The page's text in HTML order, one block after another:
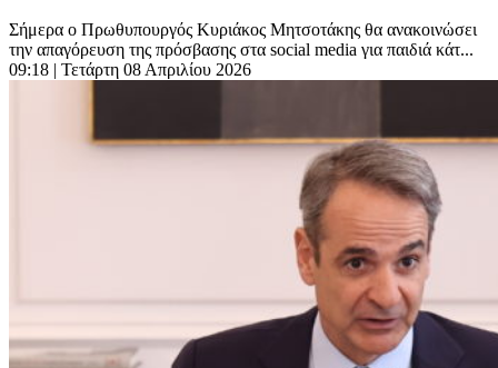
Σήμερα ο Πρωθυπουργός Κυριάκος Μητσοτάκης θα ανακοινώσει
την απαγόρευση της πρόσβασης στα social media για παιδιά κάτ...
09:18 | Τετάρτη 08 Απριλίου 2026